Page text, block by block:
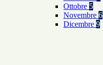
Ottobre 5
Novembre 6
Dicembre 9